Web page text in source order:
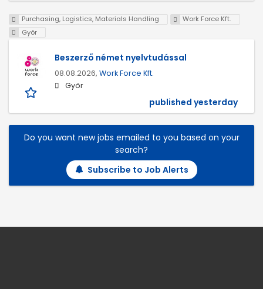
Purchasing, Logistics, Materials Handling
Work Force Kft.
Győr
Beszerző német nyelvtudással
08.08.2026, Work Force Kft.
Győr
published yesterday
Do you want new jobs emailed to you based on your
search?
Subscribe to Job Alerts